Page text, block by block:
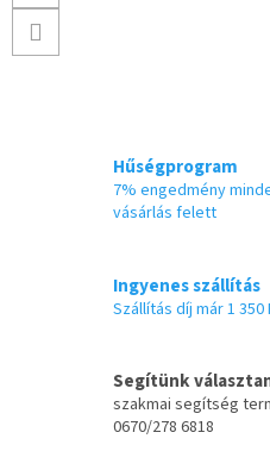
Hűségprogram
7% engedmény
vásárlás felett
Ingyenes szállítás
Szállítás díj már 1 350
Segítünk
szakmai segítség
0670/278 6818